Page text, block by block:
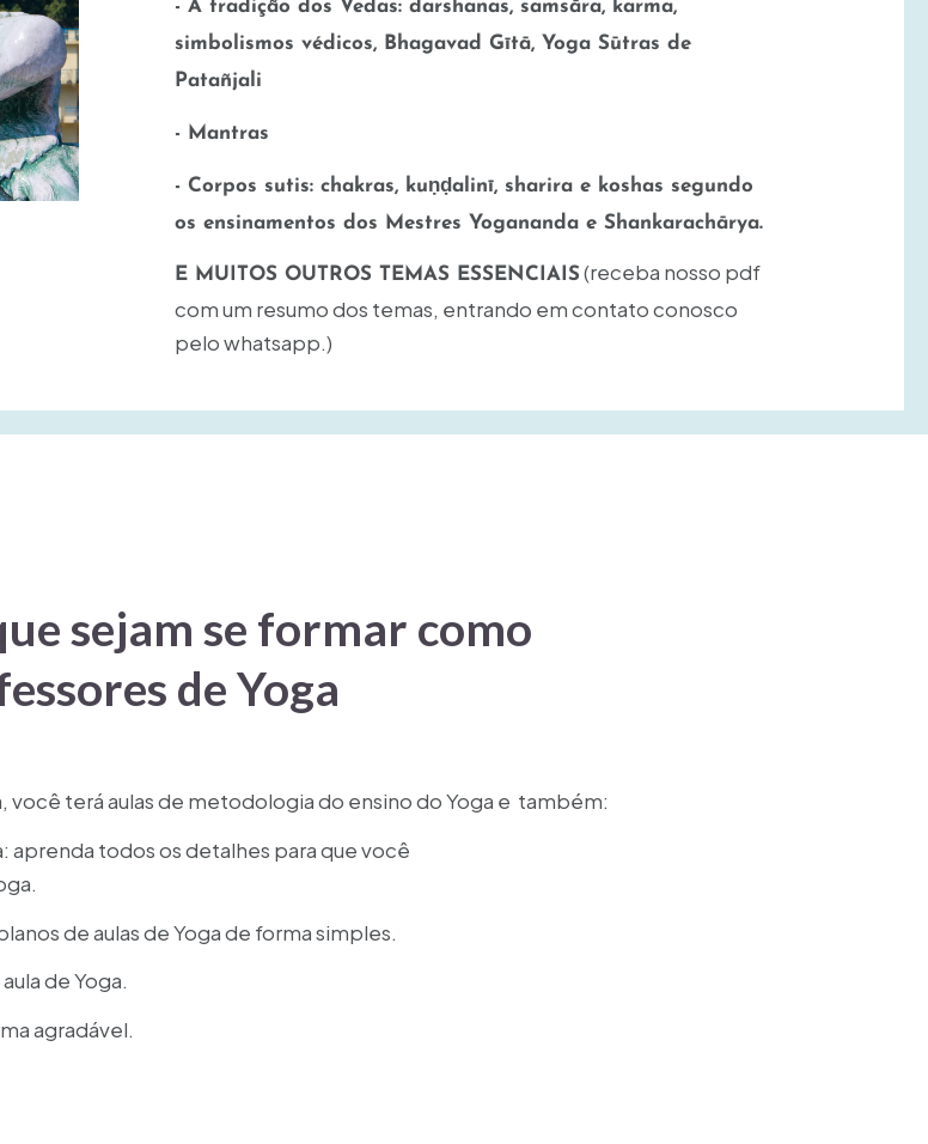
- A tradição dos Vedas: darshanas, samsāra, karma,
simbolismos védicos, Bhagavad Gītā, Yoga Sūtras de
Patañjali
- Mantras
- Corpos sutis: chakras, kuṇḍalinī, sharira e koshas segundo
os ensinamentos dos Mestres Yogananda e Shankarachārya.
E MUITOS OUTROS TEMAS ESSENCIAIS (receba nosso pdf
com um resumo dos temas, entrando em contato conosco
pelo whatsapp.)
sejam se formar como
de Yoga
você terá aulas de metodologia do ensino do Yoga e também:
aprenda todos os detalhes para que você
de aulas de Yoga de forma simples.
de Yoga.
agradável.